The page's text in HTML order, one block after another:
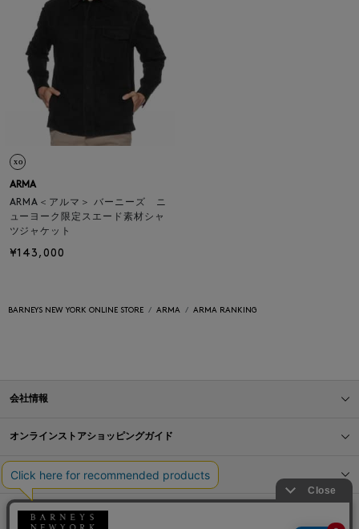
ARMA
ARMA＜アルマ＞ バーニーズ ニ
ューヨーク限定スエード素材シャ
ツジャケット
¥143,000
BARNEYS NEW YORK ONLINE STORE ARMA ARMA RANKING
会社情報
オンラインストアショッピングガイド
店舗情報
サービス